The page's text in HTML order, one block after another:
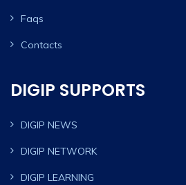
Faqs
Contacts
DIGIP SUPPORTS
DIGIP NEWS
DIGIP NETWORK
DIGIP LEARNING